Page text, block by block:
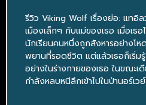
รีวิว Viking Wolf เรื่องย่อ: แทอิ
เมืองเล็กๆ กับแม่ของเธอ เมื่อเธ
นักเรียนคนหนึ่งถูกสังหารอย่างโห
พยานที่รอดชีวิต แต่แล้วเธอก็เริ่ม
อย่างในร่างกายของเธอ ในขณะ
กำลังหลบหนีลึกเข้าไปในป่านอร์เว